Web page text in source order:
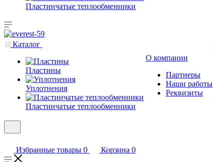
Пластинчатые теплообменники
Каталог
Пластины
Уплотнения
Пластинчатые теплообменники
О компании
Партнеры
Наши работы
Реквизиты
Избранные товары 0 Корзина 0